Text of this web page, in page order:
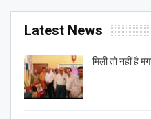
Latest News
मिली तो नहीं है